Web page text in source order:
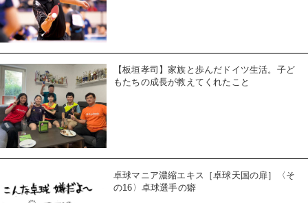
【板垣孝司】家族と歩んだドイツ生活。子ど
もたちの成長が教えてくれたこと
卓球マニア濃縮エキス［卓球天国の扉］〈そ
の16〉卓球選手の癖